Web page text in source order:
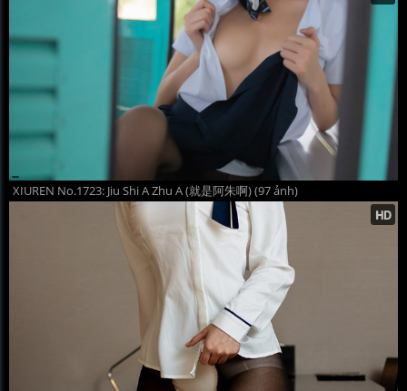
XIUREN No.1723: Jiu Shi A Zhu A (就是阿朱啊) (97 ảnh)